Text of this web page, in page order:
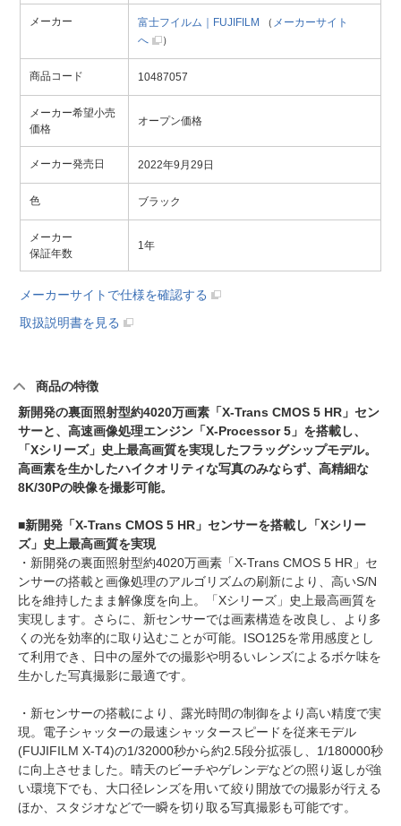
メーカー 富士フイルム｜FUJIFILM （ メーカーサイト
へ
）
商品コード 10487057
メーカー希望小売
価格
オープン価格
メーカー発売日 2022年9月29日
色 ブラック
メーカー
保証年数
1年
メーカーサイトで仕様を確認する
取扱説明書を見る
商品の特徴
新開発の裏面照射型約4020万画素「X-Trans CMOS 5 HR」セン
サーと、高速画像処理エンジン「X-Processor 5」を搭載し、
「Xシリーズ」史上最高画質を実現したフラッグシップモデル。
高画素を生かしたハイクオリティな写真のみならず、高精細な
8K/30Pの映像を撮影可能。
■新開発「X-Trans CMOS 5 HR」センサーを搭載し「Xシリー
ズ」史上最高画質を実現
・新開発の裏面照射型約4020万画素「X-Trans CMOS 5 HR」セ
ンサーの搭載と画像処理のアルゴリズムの刷新により、高いS/N
比を維持したまま解像度を向上。「Xシリーズ」史上最高画質を
実現します。さらに、新センサーでは画素構造を改良し、より多
くの光を効率的に取り込むことが可能。ISO125を常用感度とし
て利用でき、日中の屋外での撮影や明るいレンズによるボケ味を
生かした写真撮影に最適です。
・新センサーの搭載により、露光時間の制御をより高い精度で実
現。電子シャッターの最速シャッタースピードを従来モデル
(FUJIFILM X-T4)の1/32000秒から約2.5段分拡張し、1/180000秒
に向上させました。晴天のビーチやゲレンデなどの照り返しが強
い環境下でも、大口径レンズを用いて絞り開放での撮影が行える
ほか、スタジオなどで一瞬を切り取る写真撮影も可能です。